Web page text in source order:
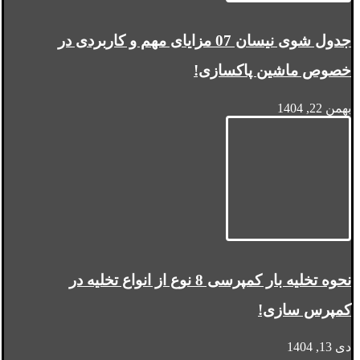
جدول شوی نیسان 07 مزایای مهم و کاربردی در
خصوص ماشین پاکسازی!
بهمن 22, 1404
نحوه تخلیه بار کمپرسی 8 نوع از انواع تخلیه در
کمپرس سازی!
دی 13, 1404